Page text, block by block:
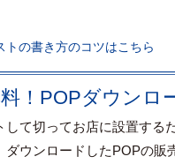
の書き方のコツはこちら
！POPダウンロ
して切ってお店に設置する
ダウンロードしたPOPの販